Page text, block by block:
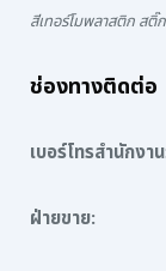
สีเทอร์โมพลาสติก ส
ช่องทางติดต่อ
เบอร์โทรสำนักงาน
ฝ่ายขาย: